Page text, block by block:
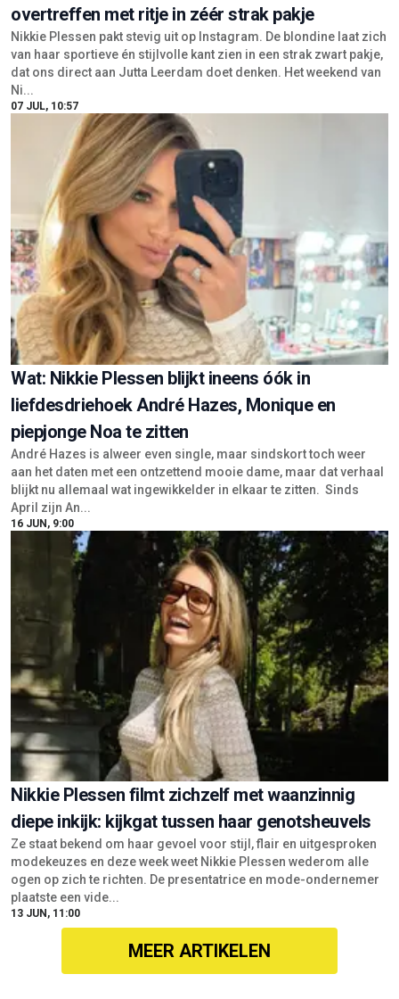
overtreffen met ritje in zéér strak pakje
Nikkie Plessen pakt stevig uit op Instagram. De blondine laat zich
van haar sportieve én stijlvolle kant zien in een strak zwart pakje,
dat ons direct aan Jutta Leerdam doet denken. Het weekend van
Ni...
07 JUL, 10:57
Wat: Nikkie Plessen blijkt ineens óók in
liefdesdriehoek André Hazes, Monique en
piepjonge Noa te zitten
André Hazes is alweer even single, maar sindskort toch weer
aan het daten met een ontzettend mooie dame, maar dat verhaal
blijkt nu allemaal wat ingewikkelder in elkaar te zitten. Sinds
April zijn An...
16 JUN, 9:00
Nikkie Plessen filmt zichzelf met waanzinnig
diepe inkijk: kijkgat tussen haar genotsheuvels
Ze staat bekend om haar gevoel voor stijl, flair en uitgesproken
modekeuzes en deze week weet Nikkie Plessen wederom alle
ogen op zich te richten. De presentatrice en mode-ondernemer
plaatste een vide...
13 JUN, 11:00
MEER ARTIKELEN